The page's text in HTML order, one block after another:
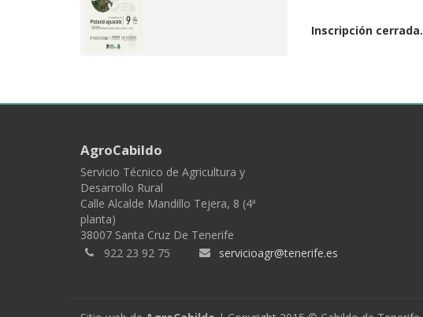
Inscripción cerrada.
AgroCabildo
Servicio Técnico de Agricultura y
Desarrollo Rural
Calle Alcalde Mandillo Tejera, 8 (4ª
planta)
38007 Santa Cruz De Tenerife
922 23 92 75
servicioagr@tenerife.es